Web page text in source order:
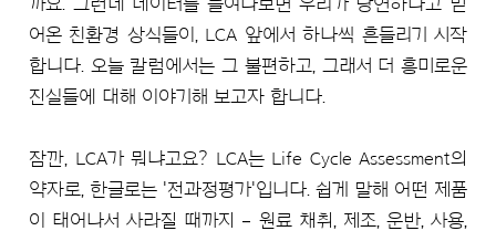
어온 친환경 상식들이, LCA 앞에서 하나씩 흔들리기 시작
합니다. 오늘 칼럼에서는 그 불편하고, 그래서 더 흥미로운
진실들에 대해 이야기해 보고자 합니다.
잠깐, LCA가 뭐냐고요? LCA는 Life Cycle Assessment의
약자로, 한글로는 '전과정평가'입니다. 쉽게 말해 어떤 제품
이 태어나서 사라질 때까지 – 원료 채취, 제조, 운반, 사용,